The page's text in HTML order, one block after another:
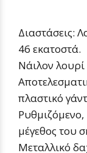
Διαστάσεις:
46 εκατοστά.
Νάιλον
πλαστικό
μέγεθος του
Μεταλλικό